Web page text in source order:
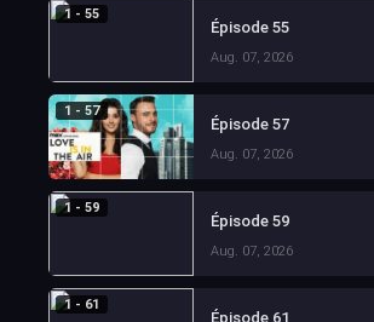
1 - 55
Épisode 55
Aug. 07, 2026
1 - 57
Épisode 57
Aug. 07, 2026
1 - 59
Épisode 59
Aug. 07, 2026
1 - 61
Épisode 61